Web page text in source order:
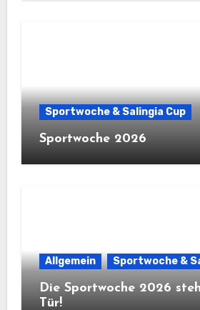
Sportwoche & Salingia Cup
Sportwoche 2026
Allgemein Sportwoche &
Die Sportwoche 2026
Tür!